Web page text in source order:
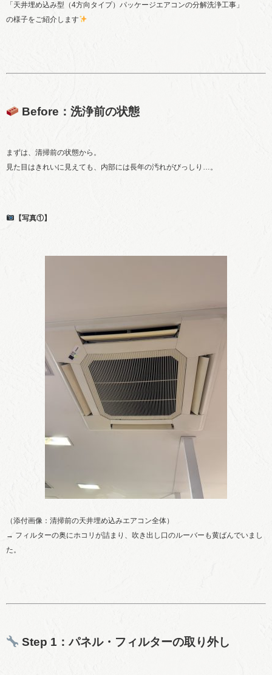
「天井埋め込み型（4方向タイプ）パッケージエアコンの分解洗浄工事」
の様子をご紹介します
Before：洗浄前の状態
まずは、清掃前の状態から。
見た目はきれいに見えても、内部には長年の汚れがびっしり…。
【写真①】
（添付画像：清掃前の天井埋め込みエアコン全体）
→ フィルターの奥にホコリが詰まり、吹き出し口のルーバーも黄ばんでいまし
た。
Step 1：パネル・フィルターの取り外し